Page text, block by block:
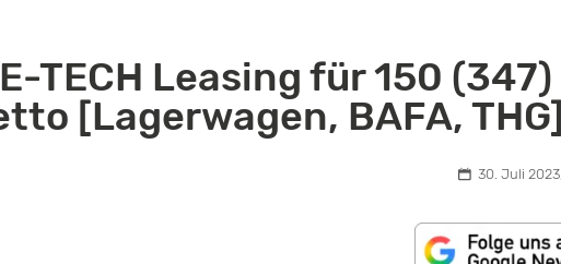
TECH Leasing für 150 (347)
[Lagerwagen, BAFA, THG]
30. Juli